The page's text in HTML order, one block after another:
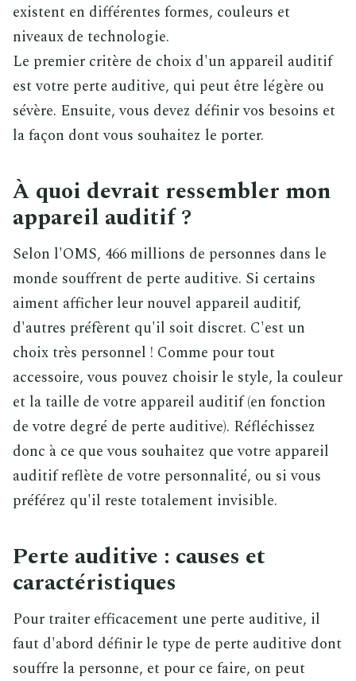
existent en différentes formes, couleurs et
niveaux de technologie.
Le premier critère de choix d'un appareil auditif
est votre perte auditive, qui peut être légère ou
sévère. Ensuite, vous devez définir vos besoins et
la façon dont vous souhaitez le porter.
À quoi devrait ressembler mon
appareil auditif ?
Selon l'OMS, 466 millions de personnes dans le
monde souffrent de perte auditive. Si certains
aiment afficher leur nouvel appareil auditif,
d'autres préfèrent qu'il soit discret. C'est un
choix très personnel ! Comme pour tout
accessoire, vous pouvez choisir le style, la couleur
et la taille de votre appareil auditif (en fonction
de votre degré de perte auditive). Réfléchissez
donc à ce que vous souhaitez que votre appareil
auditif reflète de votre personnalité, ou si vous
préférez qu'il reste totalement invisible.
Perte auditive : causes et
caractéristiques
Pour traiter efficacement une perte auditive, il
faut d'abord définir le type de perte auditive dont
souffre la personne, et pour ce faire, on peut